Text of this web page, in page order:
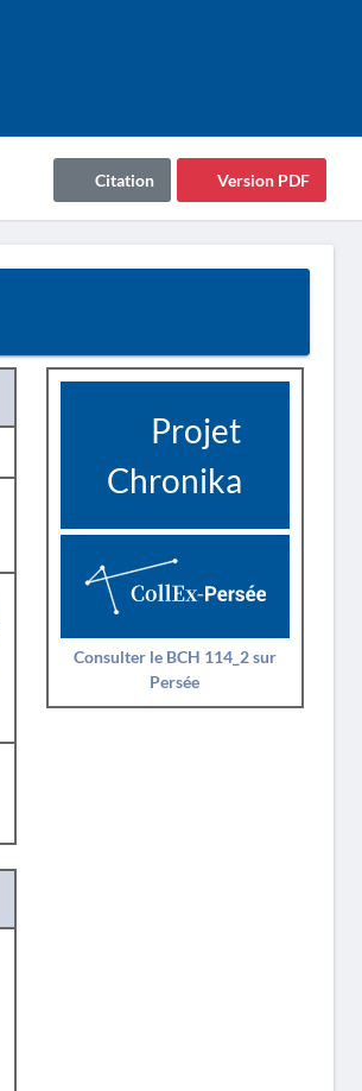
Version PDF
Citation
Projet
Chronika
Consulter le BCH 114_2 sur
Persée